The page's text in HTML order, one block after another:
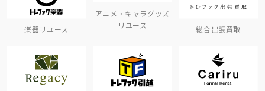
楽器リユース
アニメ・キャラグッズ
リユース
総合出張買取